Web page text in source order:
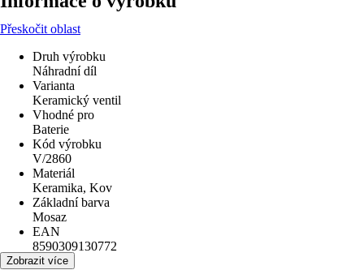
Přeskočit oblast
Druh výrobku
Náhradní díl
Varianta
Keramický ventil
Vhodné pro
Baterie
Kód výrobku
V/2860
Materiál
Keramika, Kov
Základní barva
Mosaz
EAN
8590309130772
Zobrazit více